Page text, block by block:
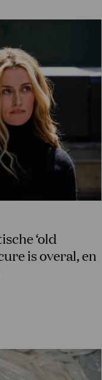
‘old
is overal, en